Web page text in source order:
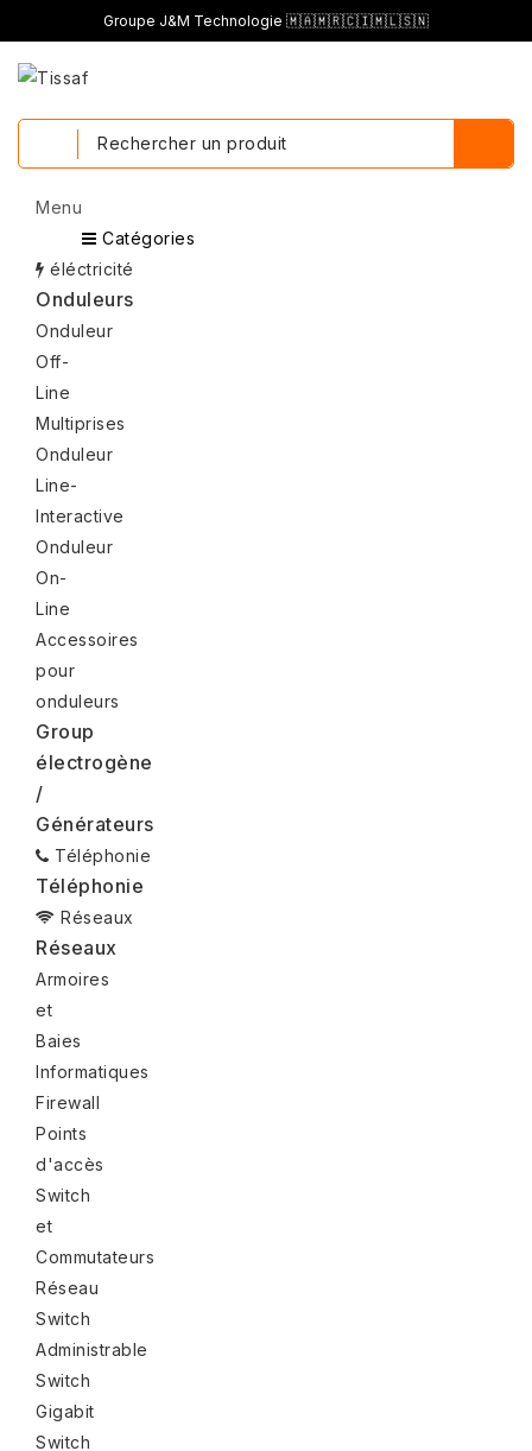
Groupe J&M Technologie 🇲🇦🇲🇷🇨🇮🇲🇱🇸🇳
Menu
Catégories
éléctricité
Onduleurs
Onduleur
Off-
Line
Multiprises
Onduleur
Line-
Interactive
Onduleur
On-
Line
Accessoires
pour
onduleurs
Group
électrogène
/
Générateurs
Téléphonie
Téléphonie
Réseaux
Réseaux
Armoires
et
Baies
Informatiques
Firewall
Points
d'accès
Switch
et
Commutateurs
Réseau
Switch
Administrable
Switch
Gigabit
Switch